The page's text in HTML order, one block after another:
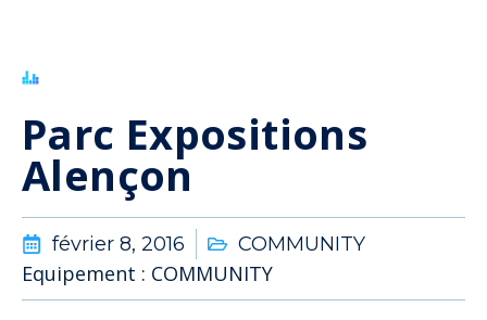
Parc Expositions
Alençon
février 8, 2016 COMMUNITY
Equipement : COMMUNITY